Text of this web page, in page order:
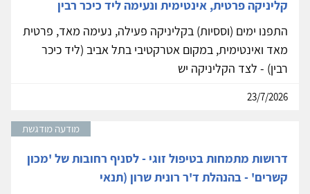
קליניקה פרטית, אינטימית ונעימה ליד כיכר רבין
התפנו ימים (וססיות) בקליניקה פעילה, נעימה מאד, פרטית
מאד ואינטימית, במקום אטרקטיבי בתל אביב (ליד כיכר
רבין) - לצד הקליניקה יש
23/7/2026
מודעה מודגשת
דרושות מתמחות בטיפול זוגי - לסניף רחובות של 'מכון
קשרים' - בהנהלת ד'ר רונית שרון (תנאי